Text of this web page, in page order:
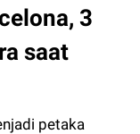
3
saat
petaka